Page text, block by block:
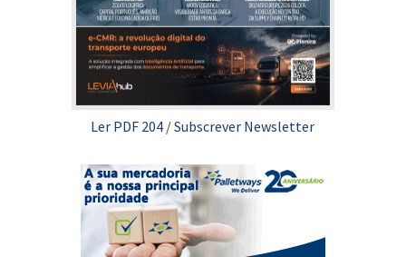
Ler PDF 204 /Subscrever Newsletter